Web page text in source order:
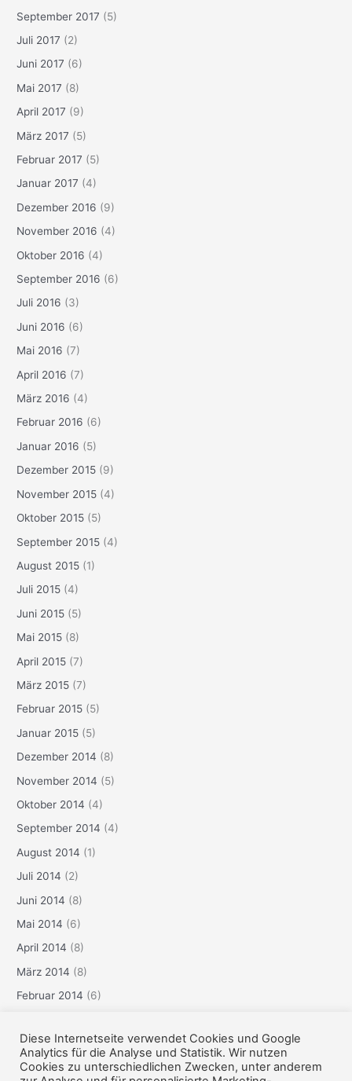
September 2017 (5)
Juli 2017 (2)
Juni 2017 (6)
Mai 2017 (8)
April 2017 (9)
März 2017 (5)
Februar 2017 (5)
Januar 2017 (4)
Dezember 2016 (9)
November 2016 (4)
Oktober 2016 (4)
September 2016 (6)
Juli 2016 (3)
Juni 2016 (6)
Mai 2016 (7)
April 2016 (7)
März 2016 (4)
Februar 2016 (6)
Januar 2016 (5)
Dezember 2015 (9)
November 2015 (4)
Oktober 2015 (5)
September 2015 (4)
August 2015 (1)
Juli 2015 (4)
Juni 2015 (5)
Mai 2015 (8)
April 2015 (7)
März 2015 (7)
Februar 2015 (5)
Januar 2015 (5)
Dezember 2014 (8)
November 2014 (5)
Oktober 2014 (4)
September 2014 (4)
August 2014 (1)
Juli 2014 (2)
Juni 2014 (8)
Mai 2014 (6)
April 2014 (8)
März 2014 (8)
Februar 2014 (6)
Dezember 2013(6)
Diese Internetseite verwendet Cookies und Google
Analytics für die Analyse und Statistik. Wir nutzen
Cookies zu unterschiedlichen Zwecken, unter anderem